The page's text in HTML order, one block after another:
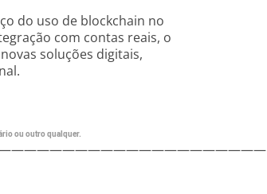
do uso de blockchain no
com contas reais, o
soluções digitais,
ou outro qualquer.